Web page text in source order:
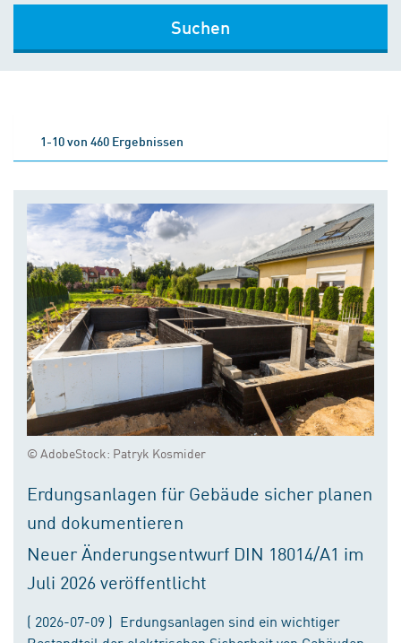
Suchen
1-10 von 460 Ergebnissen
© AdobeStock: Patryk Kosmider
Erdungsanlagen für Gebäude sicher planen
und dokumentieren
Neuer Änderungsentwurf DIN 18014/A1 im
Juli 2026 veröffentlicht
( 2026-07-09 ) Erdungsanlagen sind ein wichtiger